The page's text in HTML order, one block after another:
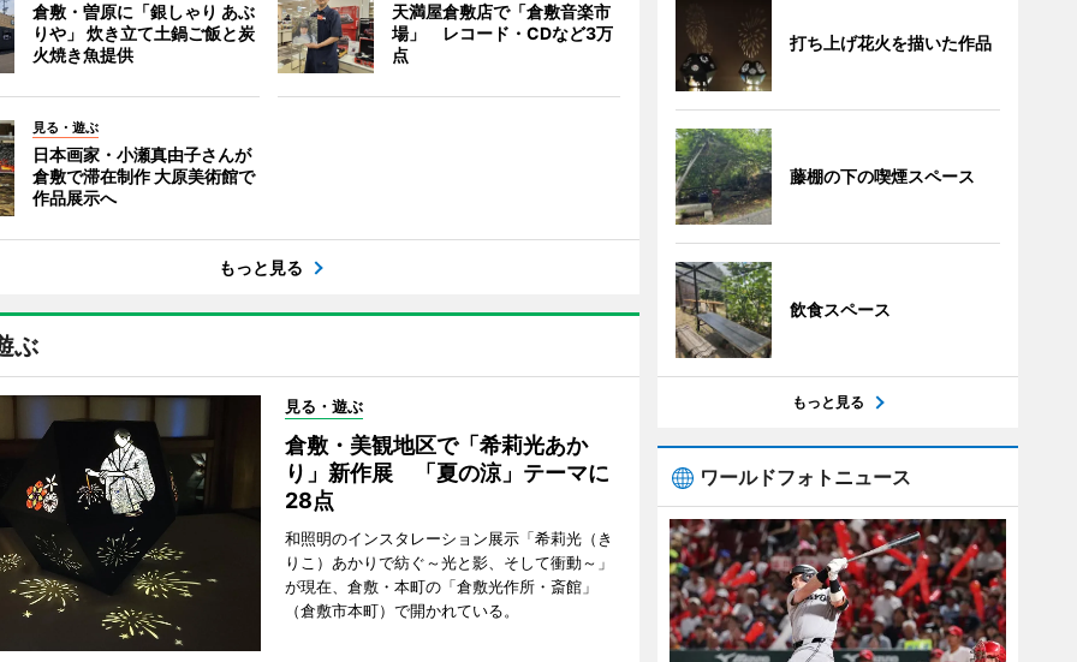
倉敷・曽原に「銀しゃり あぶ
りや」 炊き立て土鍋ご飯と炭
火焼き魚提供
天満屋倉敷店で「倉敷音楽市
場」 レコード・CDなど3万
点
見る・遊ぶ
日本画家・小瀬真由子さんが
倉敷で滞在制作 大原美術館で
作品展示へ
もっと見る
ぶ
見る・遊ぶ
倉敷・美観地区で「希莉光あか
り」新作展 「夏の涼」テーマに
28点
和照明のインスタレーション展示「希莉光（き
りこ）あかりで紡ぐ～光と影、そして衝動～」
が現在、倉敷・本町の「倉敷光作所・斎館」
（倉敷市本町）で開かれている。
打ち上げ花火を描いた作品
藤棚の下の喫煙スペース
飲食スペース
もっと見る
ワールドフォトニュース